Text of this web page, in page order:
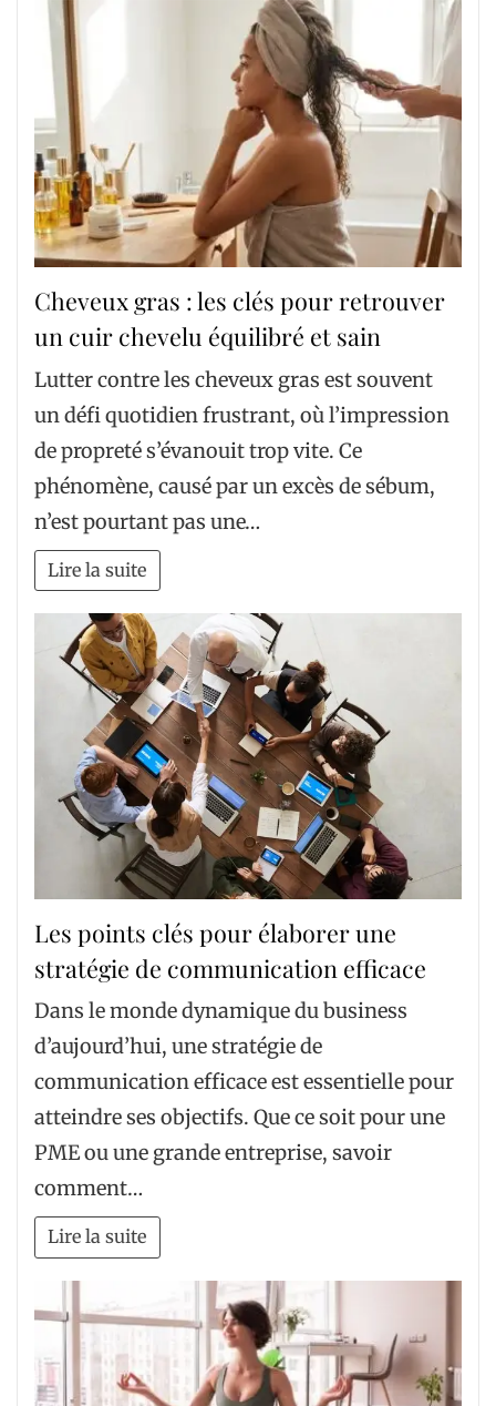
Cheveux gras : les clés pour retrouver
un cuir chevelu équilibré et sain
Lutter contre les cheveux gras est souvent
un défi quotidien frustrant, où l’impression
de propreté s’évanouit trop vite. Ce
phénomène, causé par un excès de sébum,
n’est pourtant pas une…
Lire la suite
Les points clés pour élaborer une
stratégie de communication efficace
Dans le monde dynamique du business
d’aujourd’hui, une stratégie de
communication efficace est essentielle pour
atteindre ses objectifs. Que ce soit pour une
PME ou une grande entreprise, savoir
comment…
Lire la suite